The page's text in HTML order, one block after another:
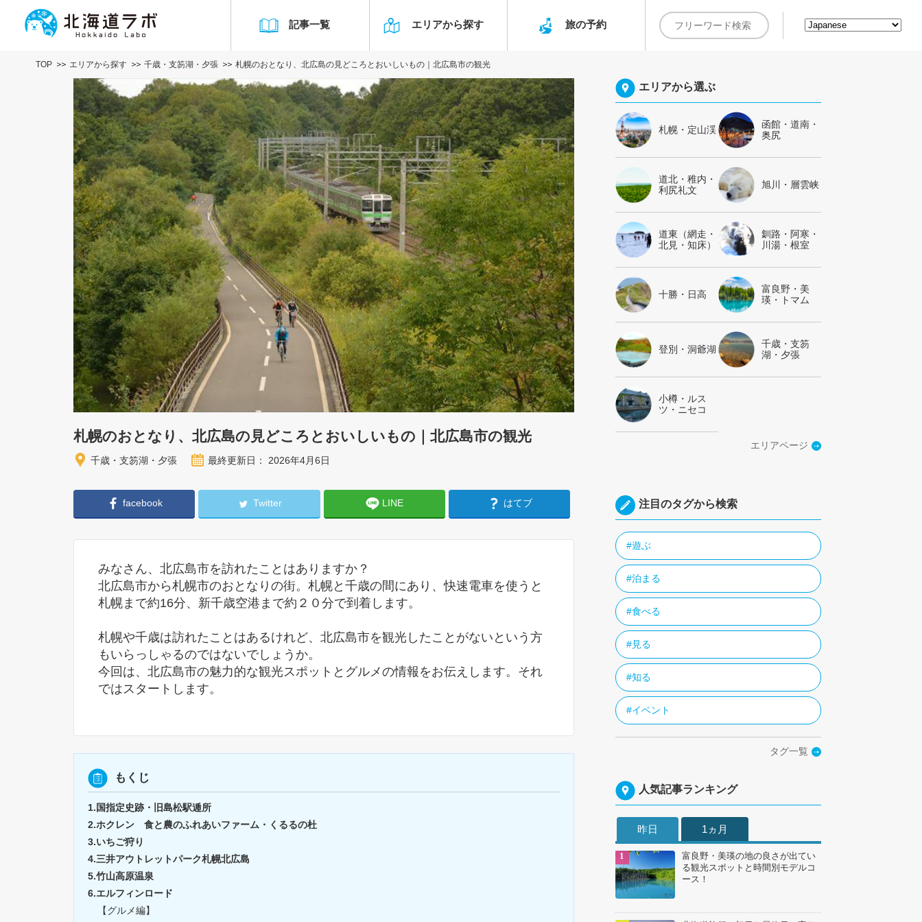
記事一覧 エリアから探す 旅の予約
TOP エリアから探す 千歳・支笏湖・夕張 札幌のおとなり、北広島の見どころとおいしいもの｜北広島市の観光
札幌のおとなり、北広島の見どころとおいしいもの｜北広島市の観光
千歳・支笏湖・夕張 最終更新日： 2026年4月6日
facebook Twitter LINE はてブ
みなさん、北広島市を訪れたことはありますか？
北広島市から札幌市のおとなりの街。札幌と千歳の間にあり、快速電車を使うと
札幌まで約16分、新千歳空港まで約２０分で到着します。
札幌や千歳は訪れたことはあるけれど、北広島市を観光したことがないという方
もいらっしゃるのではないでしょうか。
今回は、北広島市の魅力的な観光スポットとグルメの情報をお伝えします。それ
ではスタートします。
もくじ
1.国指定史跡・旧島松駅逓所
2.ホクレン 食と農のふれあいファーム・くるるの杜
3.いちご狩り
4.三井アウトレットパーク札幌北広島
5.竹山高原温泉
6.エルフィンロード
【グルメ編】
エリアから選ぶ
札幌・定山渓
函館・道南・
奥尻
道北・稚内・
利尻礼文
旭川・層雲峡
道東（網走・
北見・知床）
釧路・阿寒・
川湯・根室
十勝・日高
富良野・美
瑛・トマム
登別・洞爺湖
千歳・支笏
湖・夕張
小樽・ルス
ツ・ニセコ
エリアページ
注目のタグから検索
#遊ぶ
#泊まる
#食べる
#見る
#知る
#イベント
タグ一覧
人気記事ランキング
昨日 1ヵ月
富良野・美瑛の地の良さが出てい
る観光スポットと時間別モデルコ
ース！